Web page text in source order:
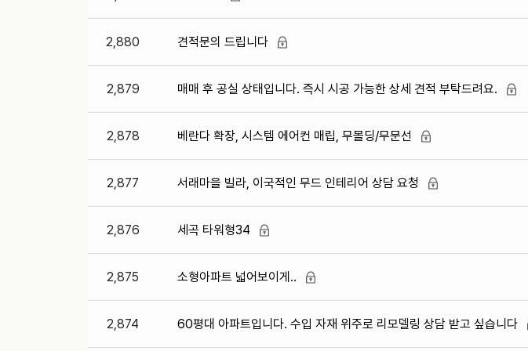
2,880 견적문의 드립니다
2,879 매매 후 공실 상태입니다. 즉시 시공 가능한 상세 견적 부탁드려요.
2,878 베란다 확장, 시스템 에어컨 매립, 무몰딩/무문선
2,877 서래마을 빌라, 이국적인 무드 인테리어 상담 요청
2,876 세곡 타워형34
2,875 소형아파트 넓어보이게..
2,874 60평대 아파트입니다. 수입 자재 위주로 리모델링 상담 받고 싶습니다